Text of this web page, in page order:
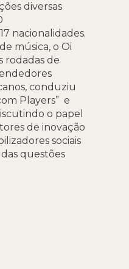
diversas
nacionalidades.
música, o Oi
rodadas de
conduziu
Players” e
o papel
de inovação
sociais
questões